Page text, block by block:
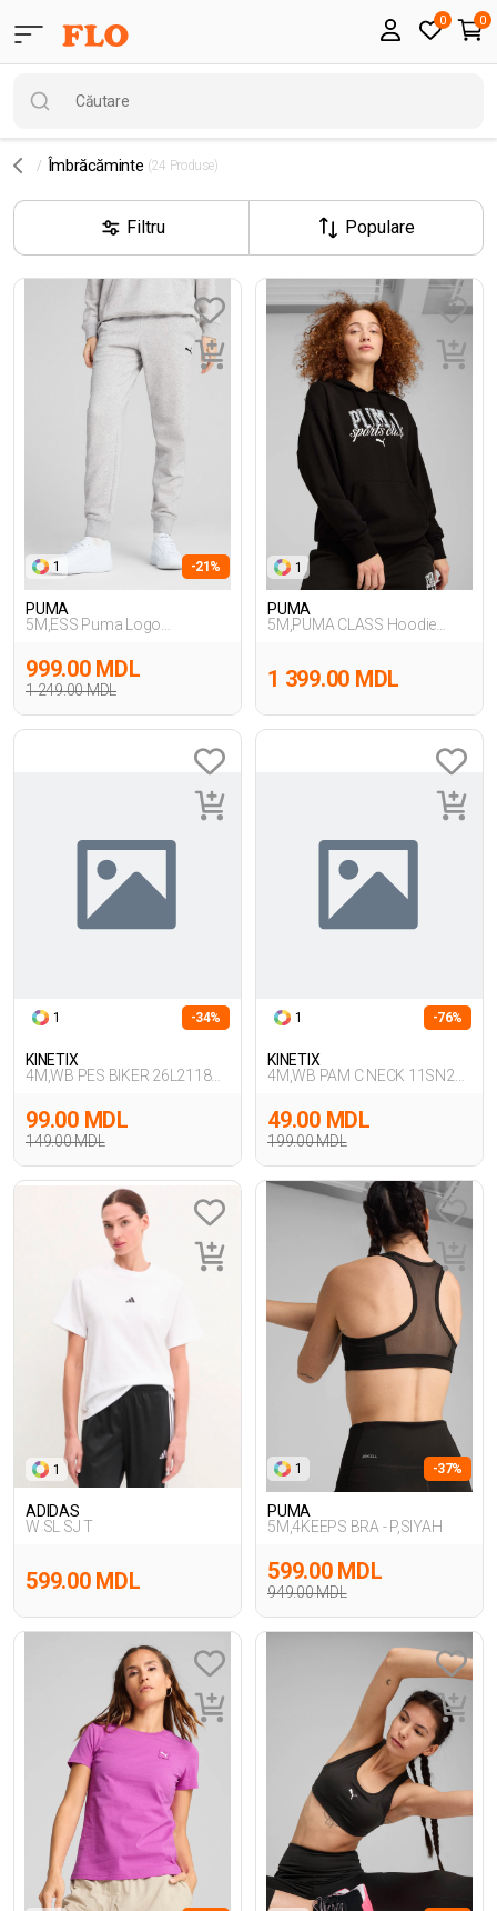
0 0
Îmbrăcăminte (24 Produse)
Filtru Populare
1 -21%
PUMA
5M,ESS Puma Logo
1 249.00 MDL
999.00 MDL
1
PUMA
5M,PUMA CLASS Hoodie
1 399.00 MDL
1 -34%
KINETIX
4M,WB PES BIKER 26L2118
149.00 MDL
99.00 MDL
1 -76%
KINETIX
4M,WB PAM C NECK 11SN226
199.00 MDL
49.00 MDL
1
ADIDAS
W SL SJ T
599.00 MDL
1 -37%
PUMA
5M,4KEEPS BRA - P,SIYAH
949.00 MDL
599.00 MDL